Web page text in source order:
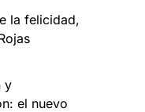
la felicidad,
y
el nuevo